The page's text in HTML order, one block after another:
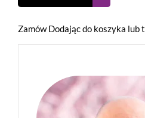
Zamów Dodając do koszyka lub